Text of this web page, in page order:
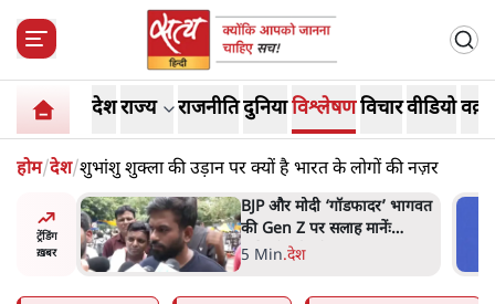
देशराज्य राजनीतिदुनियाविश्लेषणविचारवीडियो
होम/देश/शुभांशु शुक्ला की उड़ान पर क्यों है भारत के लोगों की नज़र
ट्रेंडिंग
ख़बर
भागवत
मार्क ज़करबर्ग का माफीनामाः ये
बहुत अंदर की बात है
9 Min.विश्लेषण